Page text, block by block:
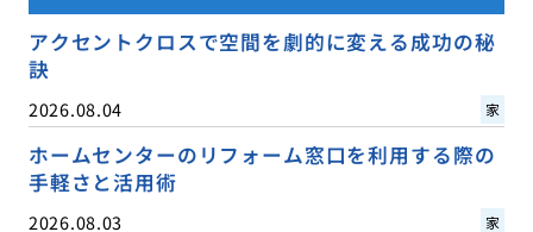
アクセントクロスで空間を劇的に変える成功の秘
訣
2026.08.04 家
ホームセンターのリフォーム窓口を利用する際の
手軽さと活用術
2026.08.03 家